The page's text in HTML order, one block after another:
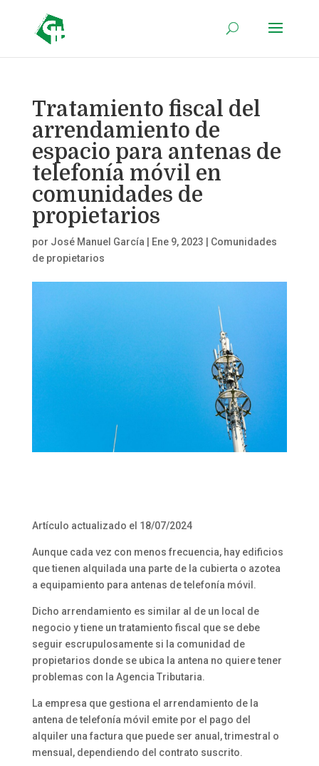
Tratamiento fiscal del
arrendamiento de
espacio para antenas de
telefonía móvil en
comunidades de
propietarios
por José Manuel García Ene 9, 2023
Comunidades
de propietarios
Artículo actualizado el 18/07/2024
Aunque cada vez con menos frecuencia, hay edificios
que tienen alquilada una parte de la cubierta o azotea
a equipamiento para antenas de telefonía móvil.
Dicho arrendamiento es similar al de un local de
negocio y tiene un tratamiento fiscal que se debe
seguir escrupulosamente si la comunidad de
propietarios donde se ubica la antena no quiere tener
problemas con la Agencia Tributaria.
La empresa que gestiona el arrendamiento de la
antena de telefonía móvil emite por el pago del
alquiler una factura que puede ser anual, trimestral o
mensual, dependiendo del contrato suscrito.